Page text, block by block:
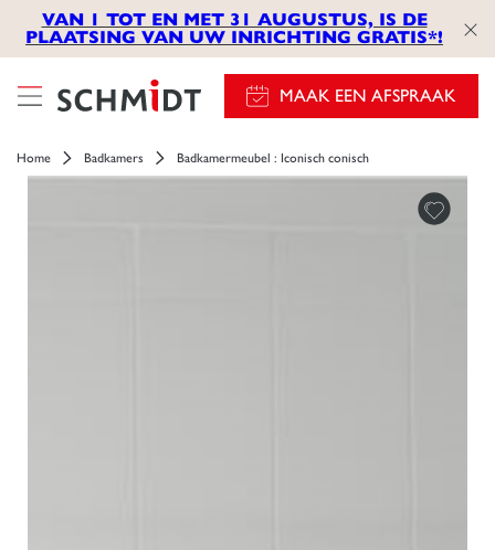
VAN 1 TOT EN MET 31 AUGUSTUS, IS DE
PLAATSING VAN UW INRICHTING GRATIS*!
MAAK EEN AFSPRAAK
Home Badkamers Badkamermeubel : Iconisch conisch